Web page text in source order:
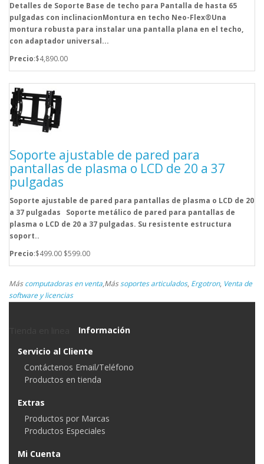
Detalles de Soporte Base de techo para Pantalla de hasta 65
pulgadas con inclinacionMontura en techo Neo-Flex®Una
montura robusta para instalar una pantalla plana en el techo,
con adaptador universal...
Precio:$4,890.00
Soporte ajustable de pared para
pantallas de plasma o LCD de 20 a 37
pulgadas
Soporte ajustable de pared para pantallas de plasma o LCD de 20
a 37 pulgadas Soporte metálico de pared para pantallas de
plasma o LCD de 20 a 37 pulgadas. Su resistente estructura
soport..
Precio:$499.00 $599.00
Máscomputadoras en venta,Mássoportes articulados, Ergotron, Venta de
software y licencias
Información
Servicio al Cliente
Contáctenos Email/Teléfono
Productos en tienda
Extras
Productos por Marcas
Productos Especiales
Mi Cuenta